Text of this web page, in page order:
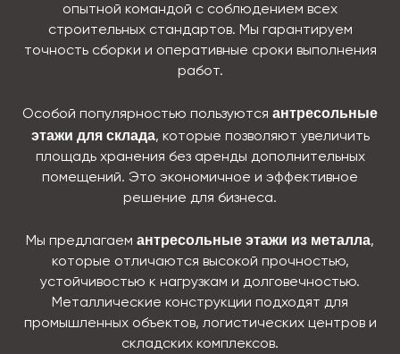
опытной командой с соблюдением всех
строительных стандартов. Мы гарантируем
точность сборки и оперативные сроки выполнения
работ.
Особой популярностью пользуются антресольные
этажи для склада, которые позволяют увеличить
площадь хранения без аренды дополнительных
помещений. Это экономичное и эффективное
решение для бизнеса.
Мы предлагаем антресольные этажи из металла,
которые отличаются высокой прочностью,
устойчивостью к нагрузкам и долговечностью.
Металлические конструкции подходят для
промышленных объектов, логистических центров и
складских комплексов.